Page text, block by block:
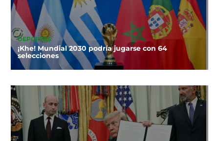
DEPORTES
¡Khe! Mundial 2030 podría jugarse con 64
selecciones